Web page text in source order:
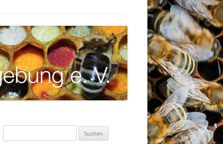
VARROAWETTER
LINKS
DOWNLOADS